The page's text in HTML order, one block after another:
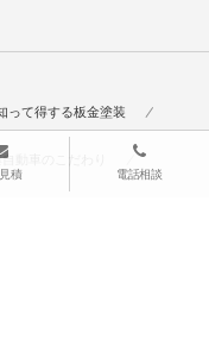
って得する板金塗装
自動車のこだわり
積 電話相談